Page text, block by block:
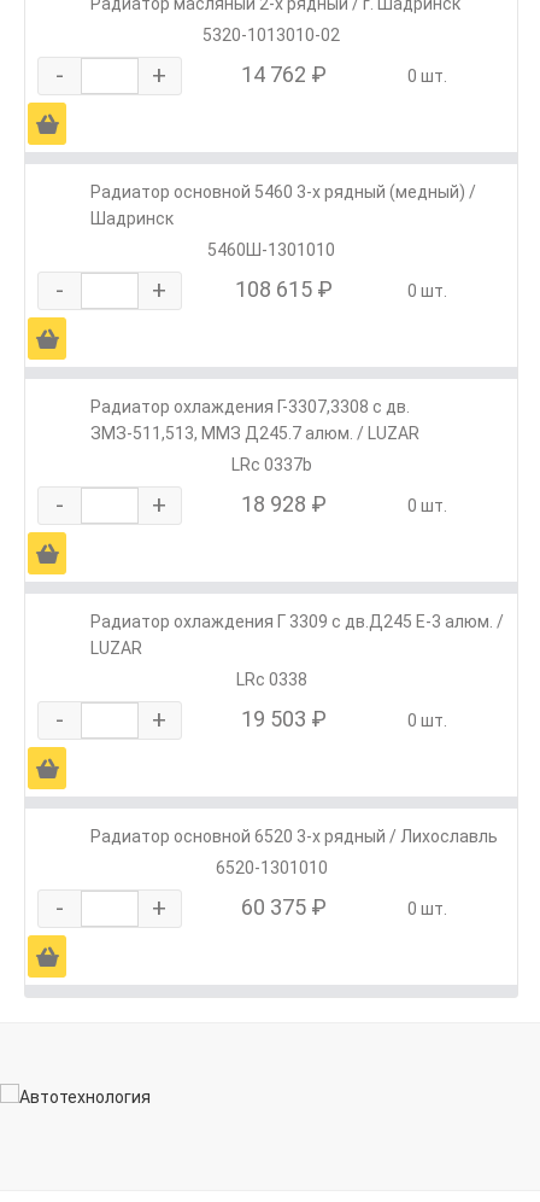
5320-1013010-02
- + 14 762 ₽ 0 шт.
Ä
Радиатор основной 5460 3-х рядный (медный) /
Шадринск
5460Ш-1301010
- + 108 615 ₽ 0 шт.
Ä
Радиатор охлаждения Г-3307,3308 с дв.
ЗМЗ-511,513, ММЗ Д245.7 алюм. / LUZAR
LRc 0337b
- + 18 928 ₽ 0 шт.
Ä
Радиатор охлаждения Г 3309 с дв.Д245 Е-3 алюм. /
LUZAR
LRc 0338
- + 19 503 ₽ 0 шт.
Ä
Радиатор основной 6520 3-х рядный / Лихославль
6520-1301010
- + 60 375 ₽ 0 шт.
Ä